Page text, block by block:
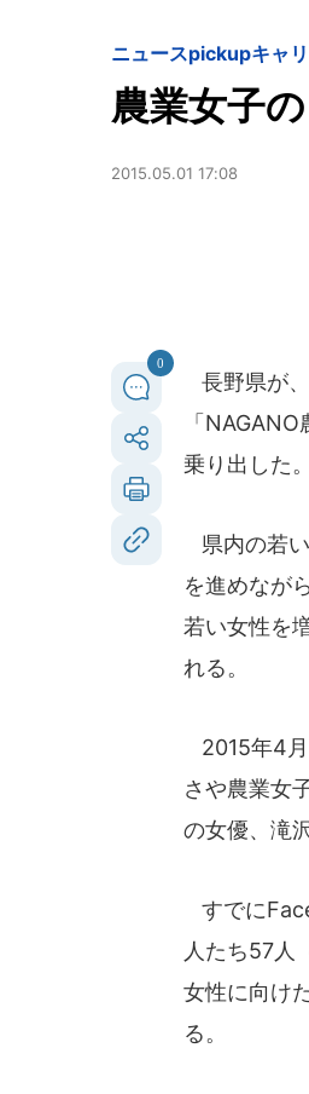
ニュースpickupキャ
農業女子
2015.05.01 17:08
0
長野県が
「
乗り出した。
県内の若
を進めなが
若い女性を
れる。
2015年4月
さや農業女
の女優、滝
すでに
人たち57人
女性に向け
る。